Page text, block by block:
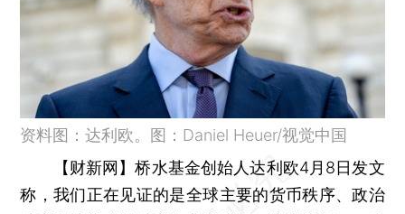
资料图：达利欧。图：Daniel Heuer/视觉中国
【财新网】桥水基金创始人达利欧4月8日发文
称，我们正在见证的是全球主要的货币秩序、政治